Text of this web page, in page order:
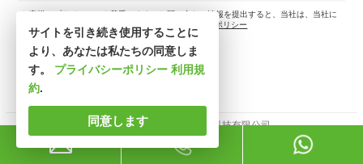
*お客様のプライバシーを尊重します。お問い合わせ情報を提出すると、当社は、当社に
プライバシーポリシー
著作権所有 © 深セン市新思波科技有限公司。
サイトを引き続き使用することに
より、あなたは私たちの同意しま
す。 プライバシーポリシー 利用規
約.
同意します